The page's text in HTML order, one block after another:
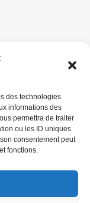
des technologies
informations des
permettra de traiter
ou les ID uniques
consentement peut
fonctions.